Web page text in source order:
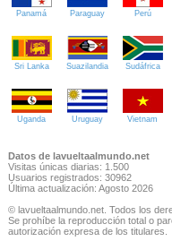
Panamá Paraguay Perú
Sri Lanka Suazilandia Sudáfrica
Uganda Uruguay Vietnam
Datos de lavueltaalmundo.net
Visitas únicas diarias: 1.500
Usuarios registrados: 30962
Última actualización: Agosto 2026
© lavueltaalmundo.net. Todos los
Se prohíbe la reproducción total o
autorización expresa de los titulares.